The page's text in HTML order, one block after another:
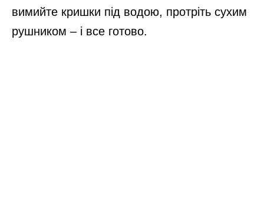
вимийте кришки під водою, протріть сухим
рушником – і все готово.